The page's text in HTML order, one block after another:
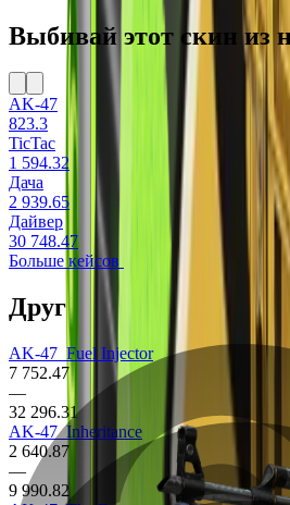
Выбивай этот скин из
AK-47
823.3
TicTac
1 594.32
Дача
2 939.65
Дайвер
30 748.47
Больше кейсов
Другие скины на AK-47
AK-47 Fuel Injector
7 752.47
—
32 296.31
AK-47Inheritance
2 640.87
—
9 990.82